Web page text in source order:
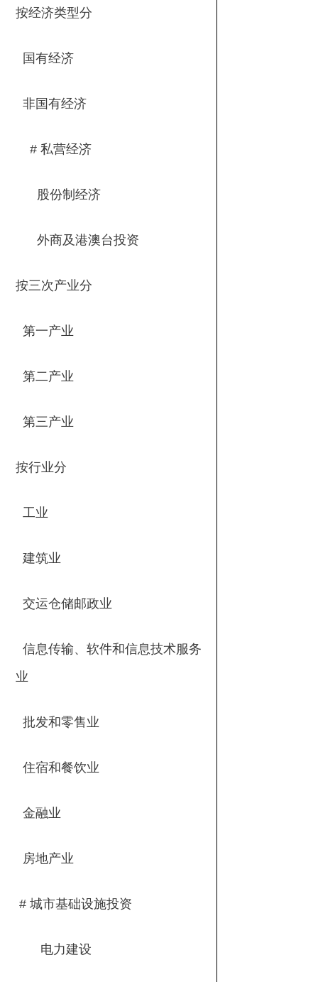
按经济类型分
国有经济
非国有经济
# 私营经济
股份制经济
外商及港澳台投资
按三次产业分
第一产业
第二产业
第三产业
按行业分
工业
建筑业
交运仓储邮政业
信息传输、软件和信息技术服务
业
批发和零售业
住宿和餐饮业
金融业
房地产业
# 城市基础设施投资
电力建设